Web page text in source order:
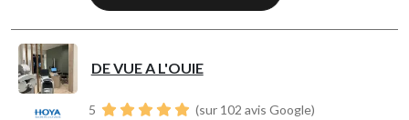
DE VUE A L'OUIE
5
(sur 102 avis Google)